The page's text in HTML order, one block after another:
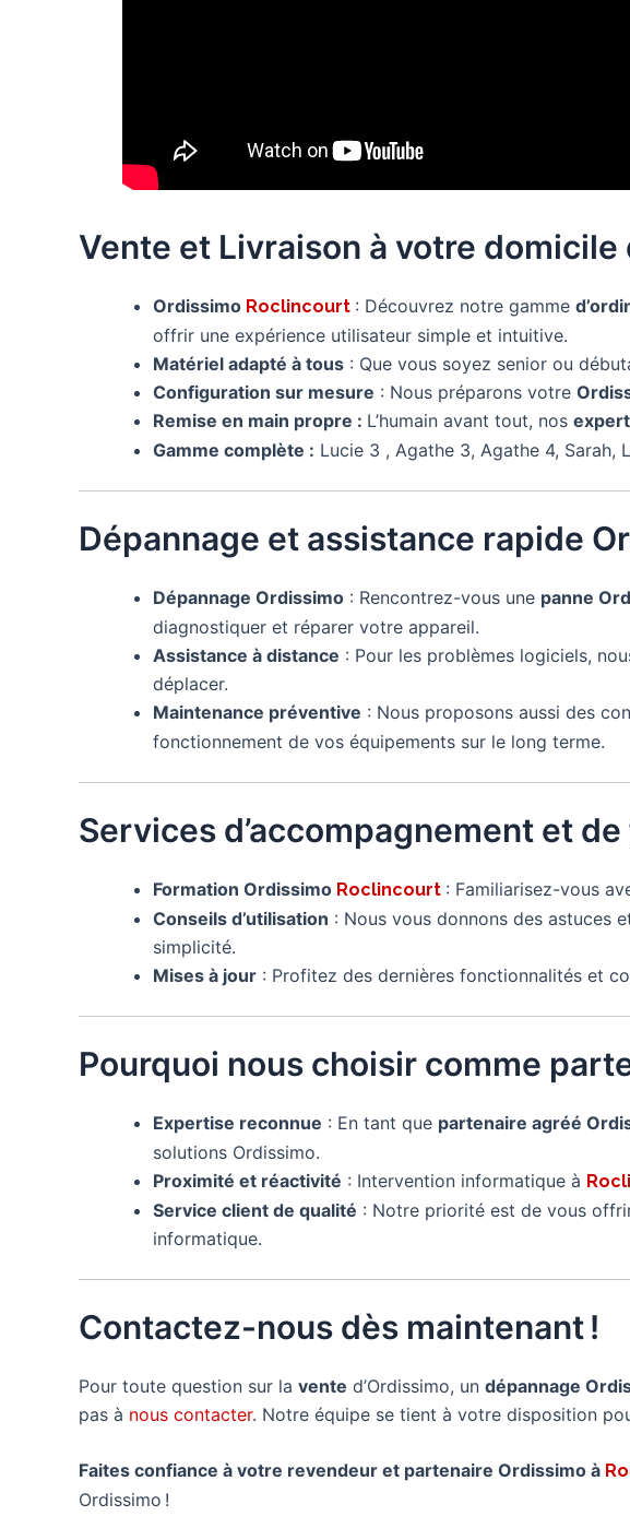
Vente et Livraison à votre domicile
Ordissimo Roclincourt : Découvrez notre gamme
offrir une expérience utilisateur simple et intuitive.
Matériel adapté à tous : Que vous soyez senior ou
Configuration sur mesure : Nous préparons votre
Remise en main propre : L’humain avant tout, nos
Gamme complète : Lucie 3 , Agathe 3, Agathe 4,
Dépannage et assistance rapide
Dépannage Ordissimo : Rencontrez-vous une panne
diagnostiquer et réparer votre appareil.
Assistance à distance : Pour les problèmes logiciels,
déplacer.
Maintenance préventive : Nous proposons aussi des
fonctionnement de vos équipements sur le long terme.
Services d’accompagnement et
Formation Ordissimo Roclincourt : Familiarisez-vous
Conseils d’utilisation : Nous vous donnons des astuces
simplicité.
Mises à jour : Profitez des dernières fonctionnalités et
Pourquoi nous choisir comme
Expertise reconnue : En tant que partenaire agréé
solutions Ordissimo.
Proximité et réactivité : Intervention informatique à
Service client de qualité : Notre priorité est de vous
informatique.
Contactez-nous dès maintenant !
Pour toute question sur la vente d’Ordissimo, un dépannage
pas à nous contacter. Notre équipe se tient à votre disposition
Faites confiance à votre revendeur et partenaire Ordissimo à
Ordissimo !